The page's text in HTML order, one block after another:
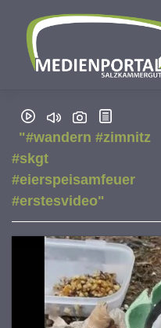
springen
"#wandern #zimnitz
#skgt
#eierspeisamfeuer
#erstesvideo"